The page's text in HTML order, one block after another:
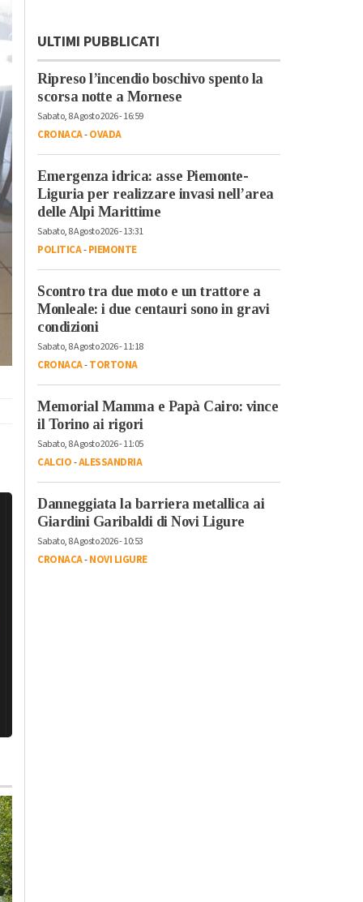
ULTIMI PUBBLICATI
Ripreso l’incendio boschivo spento la
scorsa notte a Mornese
Sabato, 8 Agosto 2026 - 16:59
CRONACA-OVADA
Emergenza idrica: asse Piemonte-
Liguria per realizzare invasi nell’area
delle Alpi Marittime
Sabato, 8 Agosto 2026 - 13:31
POLITICA-PIEMONTE
Scontro tra due moto e un trattore a
Monleale: i due centauri sono in gravi
condizioni
Sabato, 8 Agosto 2026 - 11:18
CRONACA-TORTONA
Memorial Mamma e Papà Cairo: vince
il Torino ai rigori
Sabato, 8 Agosto 2026 - 11:05
CALCIO-ALESSANDRIA
Danneggiata la barriera metallica ai
Giardini Garibaldi di Novi Ligure
Sabato, 8 Agosto 2026 - 10:53
CRONACA-NOVI LIGURE